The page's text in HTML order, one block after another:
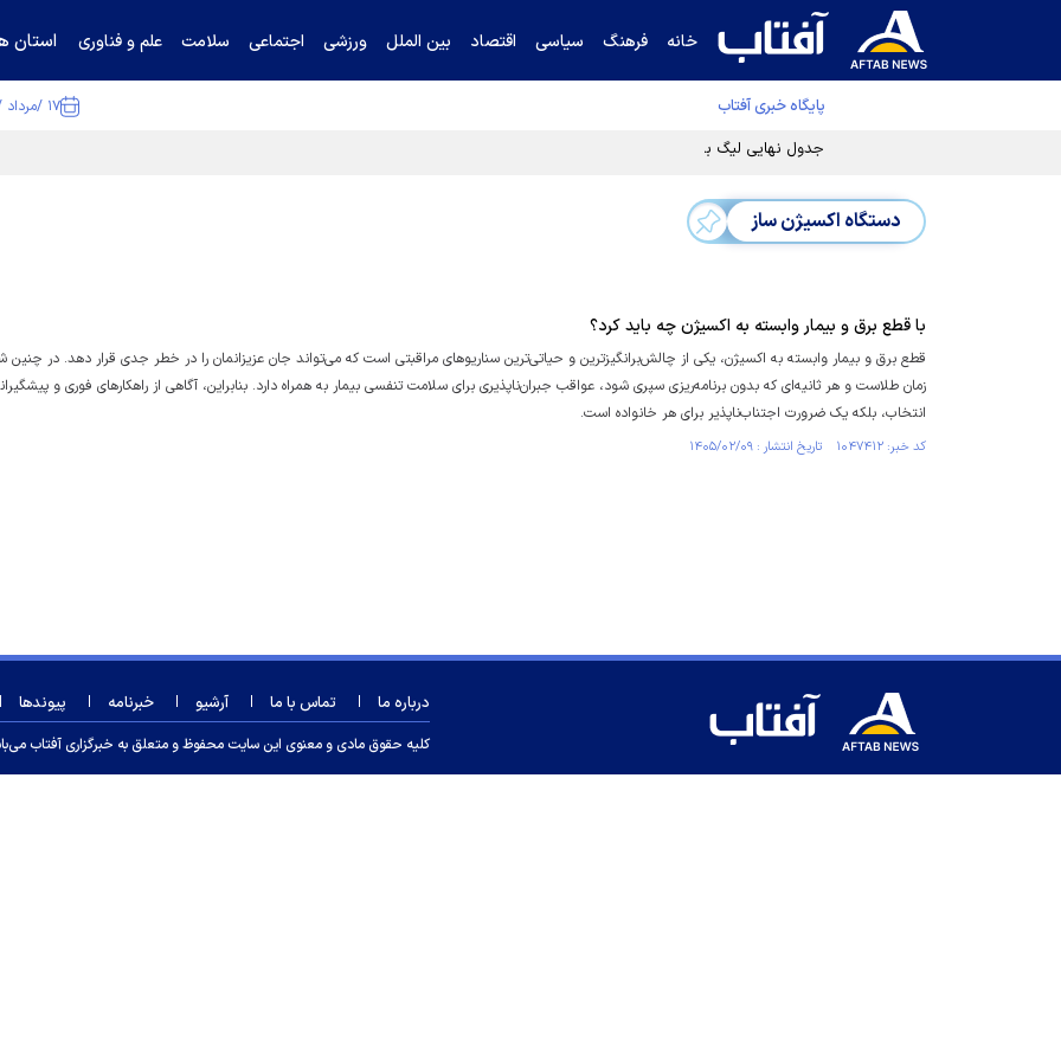
خانه فرهنگ سیاسی اقتصاد بین الملل ورزشی اجتماعی سلامت علم و فناوری استان
پایگاه خبری آفتاب ۱۷ /مرداد /۱۴۰۵
جدول نهایی لیگ برتر فوتبال پس از رای کمیته استیناف / گل‌گهر با تراکتور و سپاهان هم امتیاز شد
دستگاه اکسیژن ساز
با قطع برق و بیمار وابسته به اکسیژن چه باید کرد؟
قطع برق و بیمار وابسته به اکسیژن، یکی از چالش‌برانگیزترین و حیاتی‌ترین سناریو‌های مراقبتی است که می‌تواند جان عزیزانمان را در خطر جدی قرار دهد. در چنین
زمان طلاست و هر ثانیه‌ای که بدون برنامه‌ریزی سپری شود، عواقب جبران‌ناپذیری برای سلامت تنفسی بیمار به همراه دارد. بنابراین، آگاهی از راهکار‌های فوری و
انتخاب، بلکه یک ضرورت اجتناب‌ناپذیر برای هر خانواده است.
کد خبر: ۱۰۴۷۴۱۲ تاریخ انتشار : ۱۴۰۵/۰۲/۰۹
درباره ما تماس با ما آرشیو خبرنامه پیوندها
کلیه حقوق مادی و معنوی این سایت محفوظ و متعلق به خبرگزاری آفتاب